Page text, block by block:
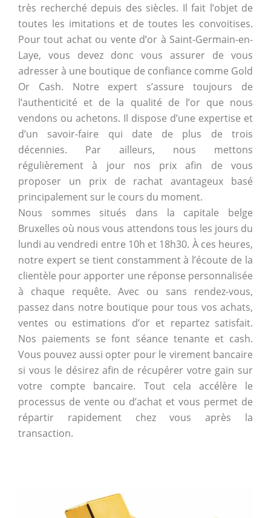
très recherché depuis des siècles. Il fait l’objet de
toutes les imitations et de toutes les convoitises.
Pour tout achat ou vente d’or à Saint-Germain-en-
Laye, vous devez donc vous assurer de vous
adresser à une boutique de confiance comme Gold
Or Cash. Notre expert s’assure toujours de
l’authenticité et de la qualité de l’or que nous
vendons ou achetons. Il dispose d’une expertise et
d’un savoir-faire qui date de plus de trois
décennies. Par ailleurs, nous mettons
régulièrement à jour nos prix afin de vous
proposer un prix de rachat avantageux basé
principalement sur le cours du moment.
Nous sommes situés dans la capitale belge
Bruxelles où nous vous attendons tous les jours du
lundi au vendredi entre 10h et 18h30. À ces heures,
notre expert se tient constamment à l’écoute de la
clientèle pour apporter une réponse personnalisée
à chaque requête. Avec ou sans rendez-vous,
passez dans notre boutique pour tous vos achats,
ventes ou estimations d’or et repartez satisfait.
Nos paiements se font séance tenante et cash.
Vous pouvez aussi opter pour le virement bancaire
si vous le désirez afin de récupérer votre gain sur
votre compte bancaire. Tout cela accélère le
processus de vente ou d’achat et vous permet de
répartir rapidement chez vous après la
transaction.